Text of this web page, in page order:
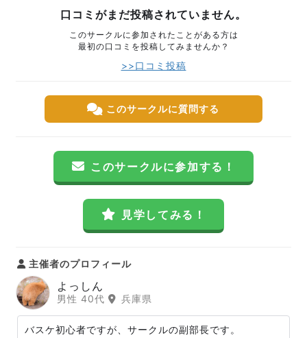
口コミがまだ投稿されていません。
このサークルに参加されたことがある方は
最初の口コミを投稿してみませんか？
>>口コミ投稿
このサークルに質問する
このサークルに参加する！
見学してみる！
主催者のプロフィール
よっしん
男性 40代 兵庫県
バスケ初心者ですが、サークルの副部長です。